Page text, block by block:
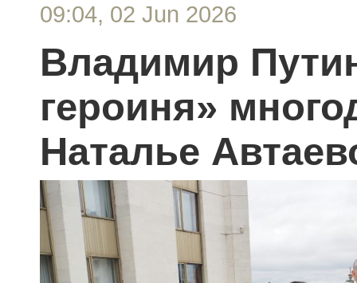
09:04, 02 Jun 2026
Владимир
героиня»
Наталье